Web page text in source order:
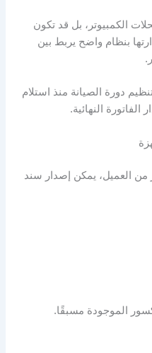
الكمبيوتر، بل قد تكون
بنظام واضح يربط بين
دورة الصيانة منذ استلام
النهائية.
من العميل، يمكن إصدار سند
الموجودة مسبقًا.